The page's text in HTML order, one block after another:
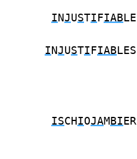
I N JUSTI FIAB LE
I N JUSTI FIAB LES
ISCH IOJAM BI ER